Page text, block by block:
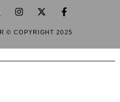
© COPYRIGHT 2025